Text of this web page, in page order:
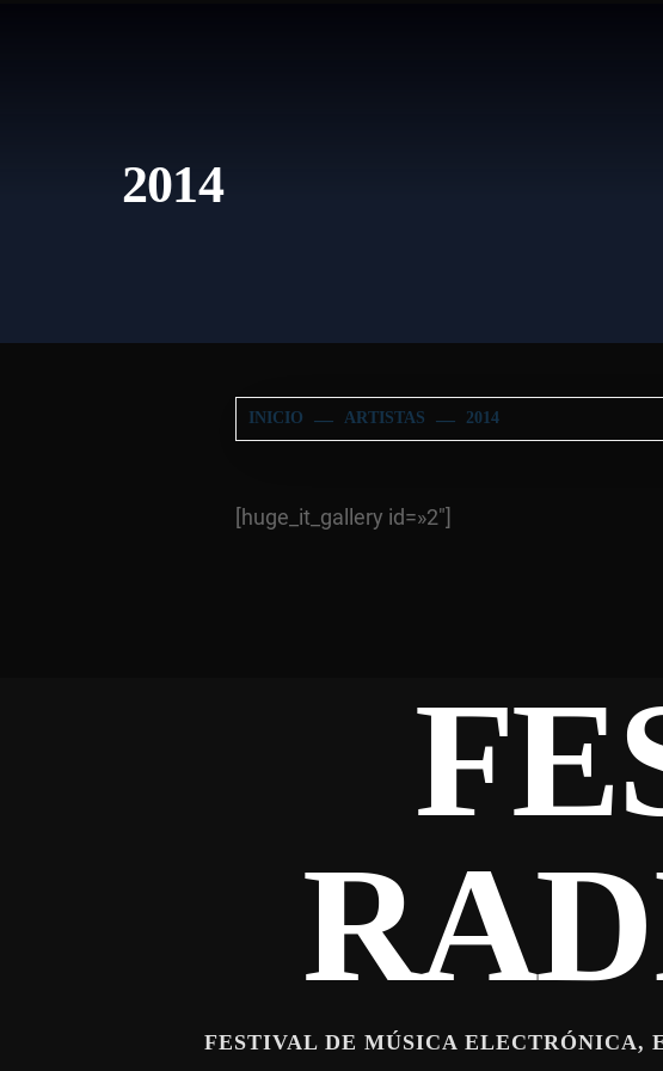
2014
INICIO ARTISTAS 2014
[huge_it_gallery id=»2″]
FESTIVAL DE MÚSICA ELECTRÓNICA,